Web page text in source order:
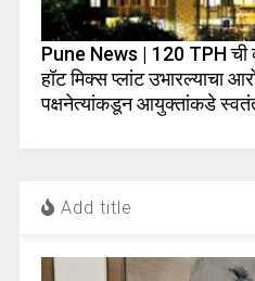
Pune News | 120 TPH
हॉट मिक्स प्लांट उभारल्याचा
पक्षनेत्यांकडून आयुक्तांकडे
Add title